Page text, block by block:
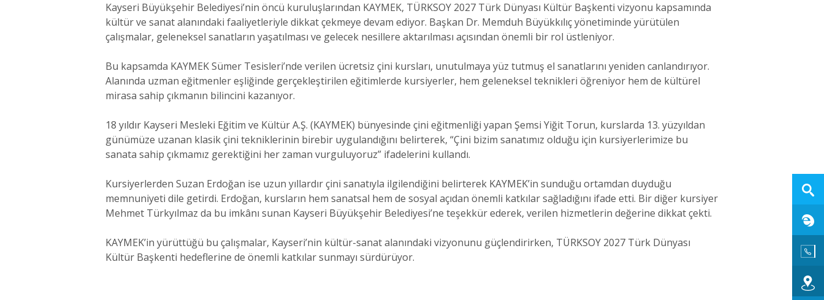
Kayseri Büyükşehir Belediyesi’nin öncü kuruluşlarından KAYMEK, TÜRKSOY 2027 Türk Dünyası Kültür Başkenti vizyonu kapsamında
kültür ve sanat alanındaki faaliyetleriyle dikkat çekmeye devam ediyor. Başkan Dr. Memduh Büyükkılıç yönetiminde yürütülen
çalışmalar, geleneksel sanatların yaşatılması ve gelecek nesillere aktarılması açısından önemli bir rol üstleniyor.
Bu kapsamda KAYMEK Sümer Tesisleri’nde verilen ücretsiz çini kursları, unutulmaya yüz tutmuş el sanatlarını yeniden canlandırıyor.
Alanında uzman eğitmenler eşliğinde gerçekleştirilen eğitimlerde kursiyerler, hem geleneksel teknikleri öğreniyor hem de kültürel
mirasa sahip çıkmanın bilincini kazanıyor.
18 yıldır Kayseri Mesleki Eğitim ve Kültür A.Ş. (KAYMEK) bünyesinde çini eğitmenliği yapan Şemsi Yiğit Torun, kurslarda 13. yüzyıldan
günümüze uzanan klasik çini tekniklerinin birebir uygulandığını belirterek, “Çini bizim sanatımız olduğu için kursiyerlerimize bu
sanata sahip çıkmamız gerektiğini her zaman vurguluyoruz” ifadelerini kullandı.
Kursiyerlerden Suzan Erdoğan ise uzun yıllardır çini sanatıyla ilgilendiğini belirterek KAYMEK’in sunduğu ortamdan duyduğu
memnuniyeti dile getirdi. Erdoğan, kursların hem sanatsal hem de sosyal açıdan önemli katkılar sağladığını ifade etti. Bir diğer kursiyer
Mehmet Türkyılmaz da bu imkânı sunan Kayseri Büyükşehir Belediyesi’ne teşekkür ederek, verilen hizmetlerin değerine dikkat çekti.
KAYMEK’in yürüttüğü bu çalışmalar, Kayseri’nin kültür-sanat alanındaki vizyonunu güçlendirirken, TÜRKSOY 2027 Türk Dünyası
Kültür Başkenti hedeflerine de önemli katkılar sunmayı sürdürüyor.